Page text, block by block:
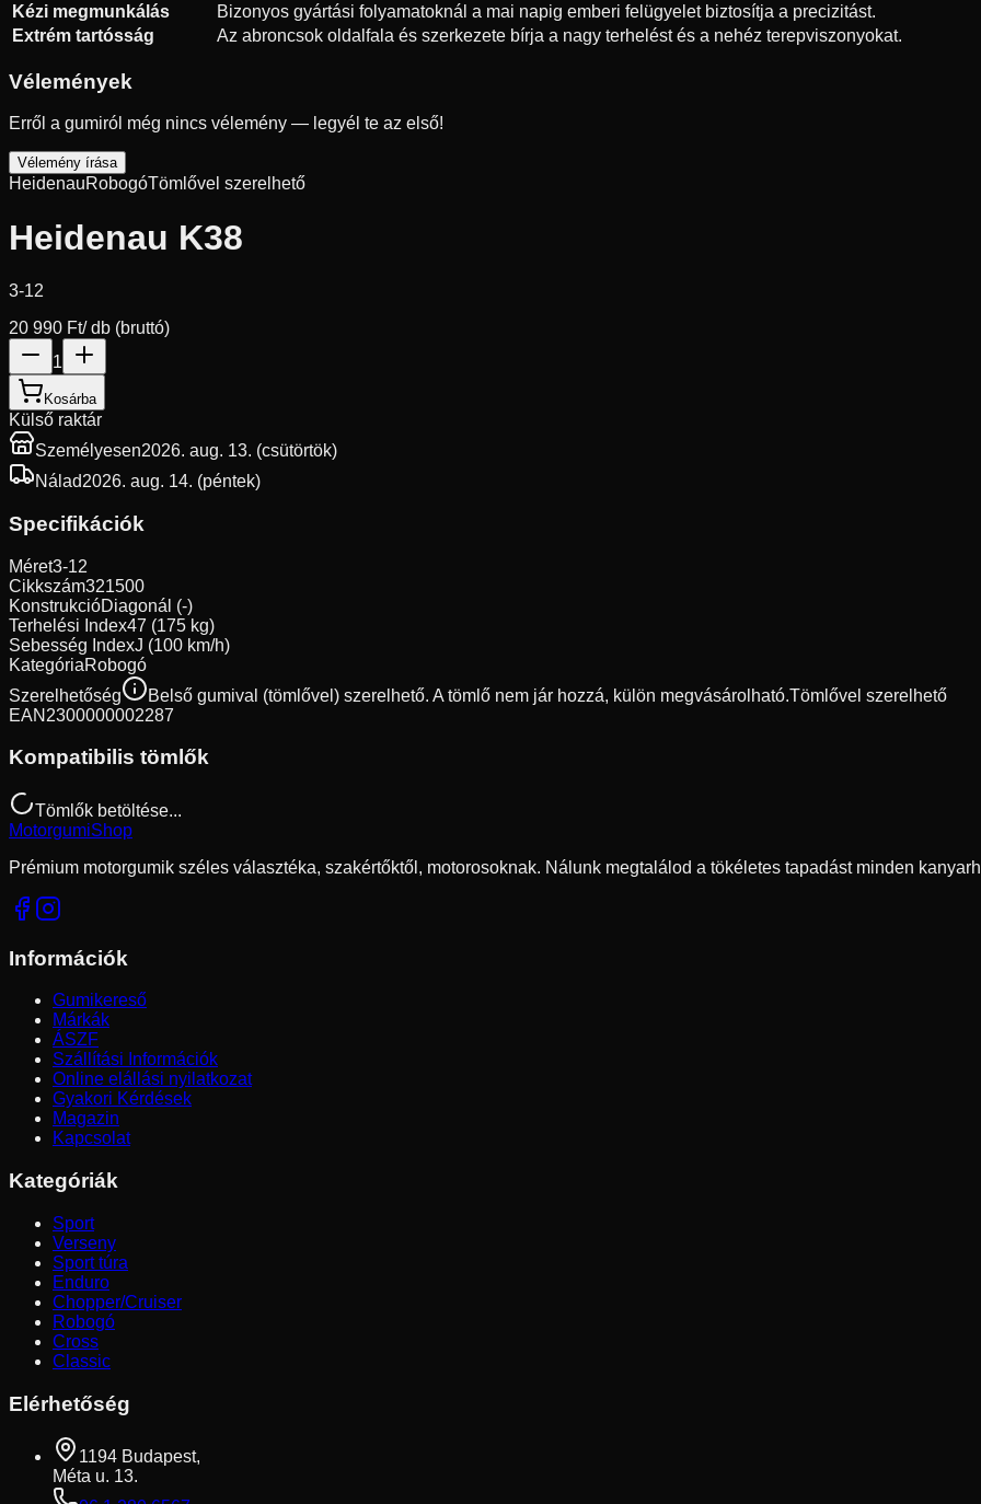
Kézi megmunkálás
Bizonyos gyártási folyamatoknál a mai napig emberi felügyelet biztosítja a precizitást.
Extrém tartósság
Az abroncsok oldalfala és szerkezete bírja a nagy terhelést és a nehéz terepviszonyokat.
Vélemények
Erről a gumiról még nincs vélemény — legyél te az első!
Vélemény írása
HeidenauRobogóTömlővel szerelhető
Heidenau K38
3-12
20 990 Ft/ db (bruttó)
1
Kosárba
Külső raktár
Személyesen2026. aug. 13. (csütörtök)
Nálad2026. aug. 14. (péntek)
Specifikációk
Méret3-12
Cikkszám321500
KonstrukcióDiagonál (-)
Terhelési Index47 (175 kg)
Sebesség IndexJ (100 km/h)
KategóriaRobogó
Szerelhetőség
Belső gumival (tömlővel) szerelhető. A tömlő nem jár hozzá, külön megvásárolható.Tömlővel szerelhető
EAN 2300000002287
Kompatibilis tömlők
Tömlők betöltése...
MotorgumiShop
Prémium motorgumik széles választéka, szakértőktől, motorosoknak. Nálunk megtalálod a tökéletes tapadást minden
Információk
Gumikereső
Márkák
ÁSZF
Szállítási Információk
Online elállási nyilatkozat
Gyakori Kérdések
Magazin
Kapcsolat
Kategóriák
Sport
Verseny
Sport túra
Enduro
Chopper/Cruiser
Robogó
Cross
Classic
Elérhetőség
1194 Budapest,
Méta u. 13.